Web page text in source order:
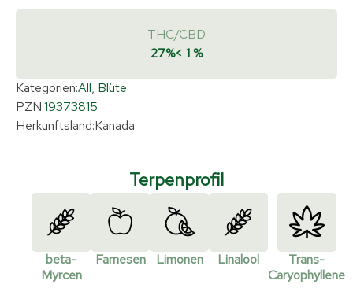
THC/CBD
27%< 1 %
Kategorien:All, Blüte
PZN:19373815
Herkunftsland:Kanada
Terpenprofil
beta-
Myrcen
Farnesen Limonen Linalool
Trans-
Caryophyllene